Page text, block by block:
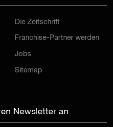
Die Zeitschrift
Franchise-Partner werden
Jobs
Sitemap
Newsletter an